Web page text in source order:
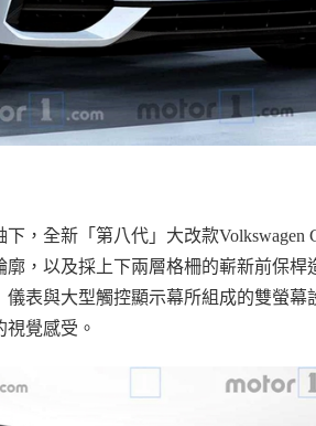
，全新「第八代」大改款Volkswagen
廓，以及採上下兩層格柵的嶄新前保桿
表與大型觸控顯示幕所組成的雙螢幕
覺感受。